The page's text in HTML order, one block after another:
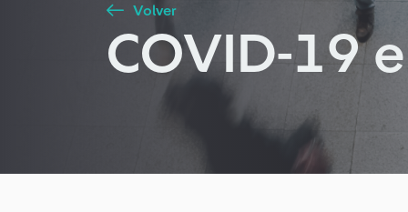
Volver
COVID-19